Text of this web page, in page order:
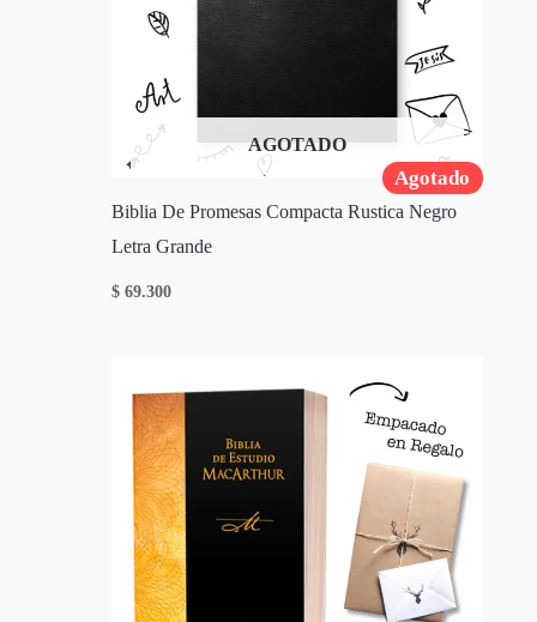
Agotado
AGOTADO
Biblia De Promesas Compacta Rustica Negro
Letra Grande
$ 69.300